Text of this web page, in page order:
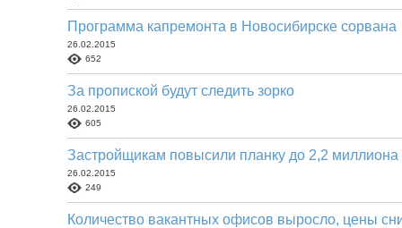
Программа капремонта в Новосибирске сорвана
26.02.2015
652
За пропиской будут следить зорко
26.02.2015
605
Застройщикам повысили планку до 2,2 миллиона
26.02.2015
249
Количество вакантных офисов выросло, цены